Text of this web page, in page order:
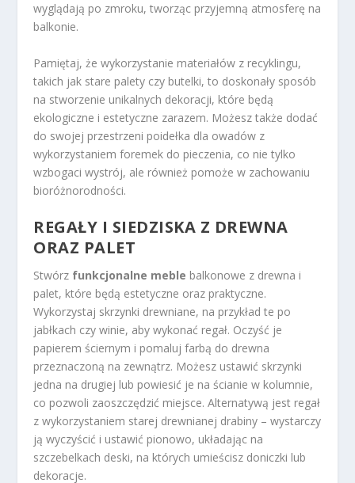
wyglądają po zmroku, tworząc przyjemną atmosferę na
balkonie.
Pamiętaj, że wykorzystanie materiałów z recyklingu,
takich jak stare palety czy butelki, to doskonały sposób
na stworzenie unikalnych dekoracji, które będą
ekologiczne i estetyczne zarazem. Możesz także dodać
do swojej przestrzeni poidełka dla owadów z
wykorzystaniem foremek do pieczenia, co nie tylko
wzbogaci wystrój, ale również pomoże w zachowaniu
bioróżnorodności.
REGAŁY I SIEDZISKA Z DREWNA
ORAZ PALET
Stwórz funkcjonalne meble balkonowe z drewna i
palet, które będą estetyczne oraz praktyczne.
Wykorzystaj skrzynki drewniane, na przykład te po
jabłkach czy winie, aby wykonać regał. Oczyść je
papierem ściernym i pomaluj farbą do drewna
przeznaczoną na zewnątrz. Możesz ustawić skrzynki
jedna na drugiej lub powiesić je na ścianie w kolumnie,
co pozwoli zaoszczędzić miejsce. Alternatywą jest regał
z wykorzystaniem starej drewnianej drabiny – wystarczy
ją wyczyścić i ustawić pionowo, układając na
szczebelkach deski, na których umieścisz doniczki lub
dekoracje.